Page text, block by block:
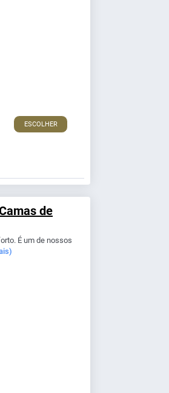
ESCOLHER
de
É um de nossos